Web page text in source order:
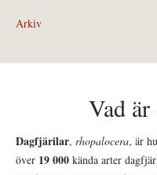
Arkiv
Vad
Dagfjärilar, rhopalocera, är
över 19 000 kända arter